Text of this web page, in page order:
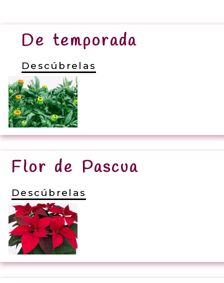
De temporada
Descúbrelas
Flor de Pascua
Descúbrelas